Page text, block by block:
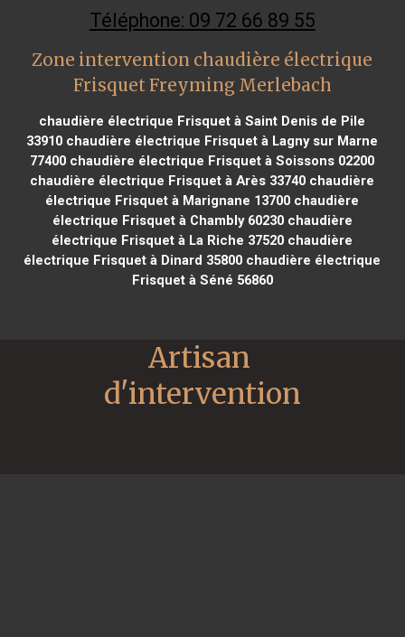
Téléphone: 09 72 66 89 55
Zone intervention chaudière électrique
Frisquet Freyming Merlebach
chaudière électrique Frisquet à Saint Denis de Pile
33910 chaudière électrique Frisquet à Lagny sur Marne
77400 chaudière électrique Frisquet à Soissons 02200
chaudière électrique Frisquet à Arès 33740 chaudière
électrique Frisquet à Marignane 13700 chaudière
électrique Frisquet à Chambly 60230chaudière
électrique Frisquet à La Riche 37520 chaudière
électrique Frisquet à Dinard 35800 chaudière électrique
Frisquet à Séné 56860
Artisan
d'intervention